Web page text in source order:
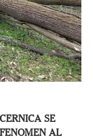
SE
AL